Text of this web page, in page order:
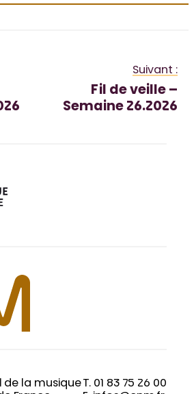
Suivant :
Fil de veille –
Semaine 26.2026
de la musiqueT. 01 83 75 26 00